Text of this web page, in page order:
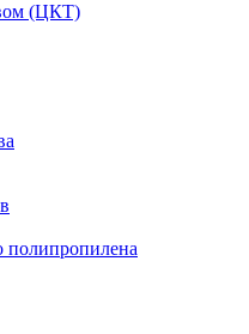
(ЦКТ)
полипропилена